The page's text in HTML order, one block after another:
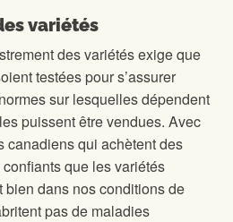
variétés
des variétés exige que
testées pour s’assurer
sur lesquelles dépendent
puissent être vendues. Avec
canadiens qui achètent des
que les variétés
bien dans nos conditions de
pas de maladies